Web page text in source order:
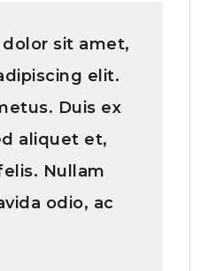
sit amet,
elit.
Duis ex
aliquet et,
Nullam
odio, ac